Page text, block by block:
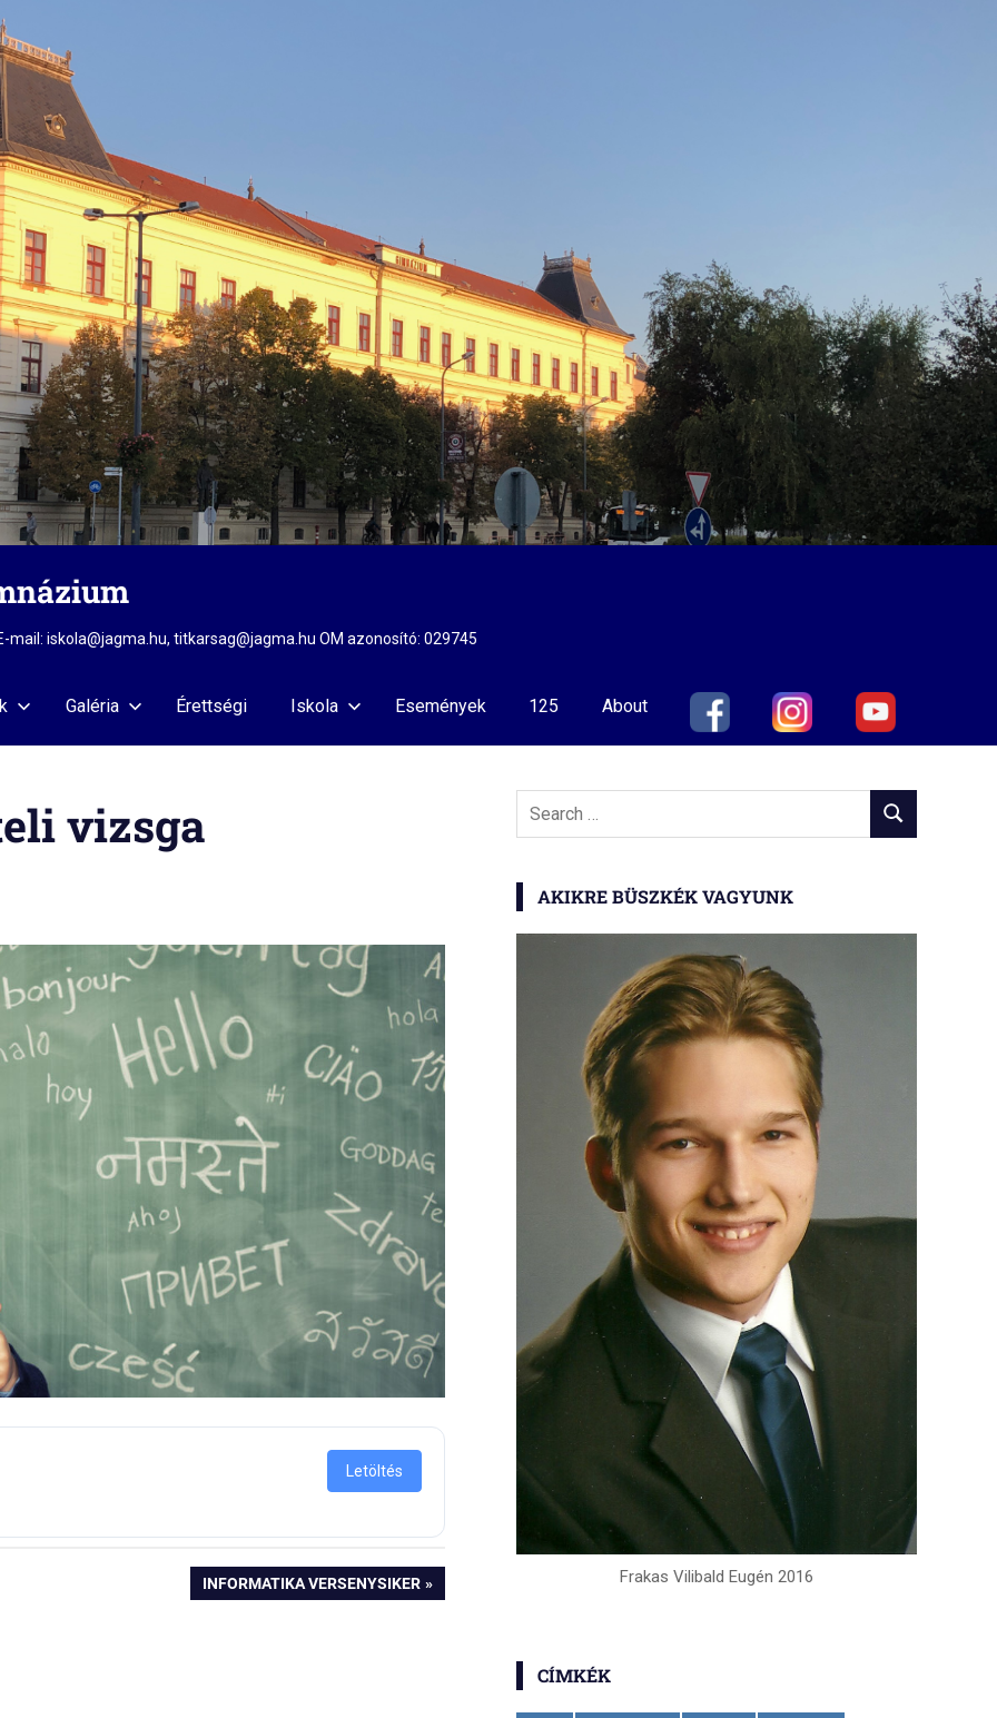
iskola@jagma.hu, titkarsag@jagma.hu OM azonosító: 029745
Galéria Érettségi Iskola Események 125 About
vizsga
Letöltés
NEXT
INFORMATIKA VERSENYSIKER
Search
SEARCH
AKIKRE BÜSZKÉK VAGYUNK
Frakas Vilibald Eugén 2016
CÍMKÉK